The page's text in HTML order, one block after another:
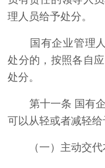
理人员给予处分。
国有企业管理人
处分的，按照各自
处分。
第十一条 国有企
可以从轻或者减轻给
（一）主动交代